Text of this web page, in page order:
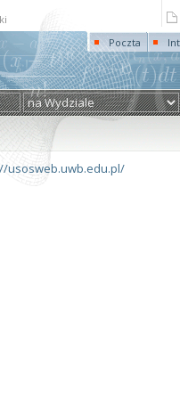
Poczta
usosweb.uwb.edu.pl/